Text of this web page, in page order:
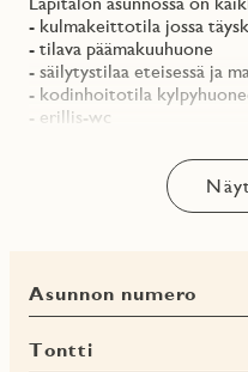
- kulmakeittotila jossa
- tilava päämakuuhuone
- säilytystilaa eteisessä ja
- kodinhoitotila
- erillis-wc
Asunto Oy Vellamonneito
alueelle tyylikkääseen
spacious master bedroom,
bedrooms, including a
laundry area and a private
Asunnon numero
Tontti